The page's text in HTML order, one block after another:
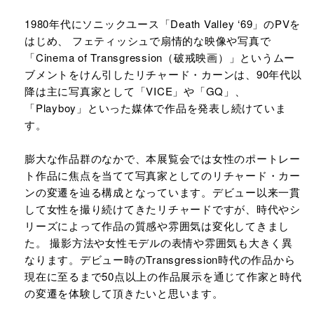
1980年代にソニックユース「Death Valley ‘69」のPVを
はじめ、 フェティッシュで扇情的な映像や写真で
「Cinema of Transgression（破戒映画）」というムー
ブメントをけん引したリチャード・カーンは、90年代以
降は主に写真家として「VICE」や「GQ」、
「Playboy」といった媒体で作品を発表し続けていま
す。​
膨大な作品群のなかで、本展覧会では女性のポートレー
ト作品に焦点を当てて写真家としてのリチャード・カー
ンの変遷を辿る構成となっています。デビュー以来一貫
して女性を撮り続けてきたリチャードですが、時代やシ
リーズによって作品の質感や雰囲気は変化してきまし
た。 撮影方法や女性モデルの表情や雰囲気も大きく異
なります。デビュー時のTransgression時代の作品から
現在に至るまで50点以上の作品展示を通じて作家と時代
の変遷を体験して頂きたいと思います。​